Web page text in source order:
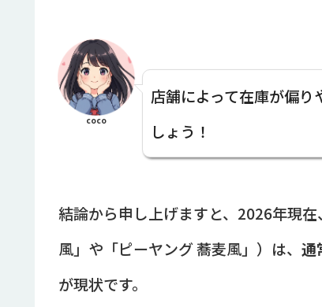
coco
店舗によって在庫が偏
しょう！
結論から申し上げますと、2026年現
風」や「ピーヤング 蕎麦風」）は、 通
が現状です。